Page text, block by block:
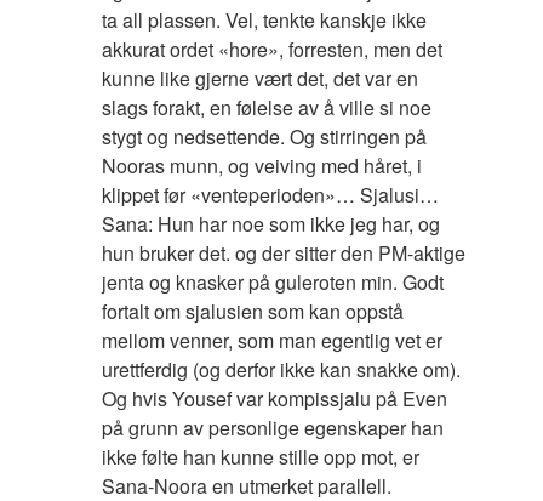
ta all plassen. Vel, tenkte kanskje ikke
akkurat ordet «hore», forresten, men det
kunne like gjerne vært det, det var en
slags forakt, en følelse av å ville si noe
stygt og nedsettende. Og stirringen på
Nooras munn, og veiving med håret, i
klippet før «venteperioden»… Sjalusi…
Sana: Hun har noe som ikke jeg har, og
hun bruker det. og der sitter den PM-aktige
jenta og knasker på guleroten min. Godt
fortalt om sjalusien som kan oppstå
mellom venner, som man egentlig vet er
urettferdig (og derfor ikke kan snakke om).
Og hvis Yousef var kompissjalu på Even
på grunn av personlige egenskaper han
ikke følte han kunne stille opp mot, er
Sana-Noora en utmerket parallell.